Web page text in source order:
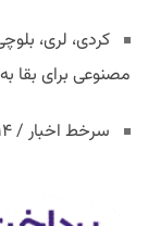
کردی، لری،
مصنوعی برای بقا به
سرخط اخبار / ۱۴ مرداد ۱۴۰۵